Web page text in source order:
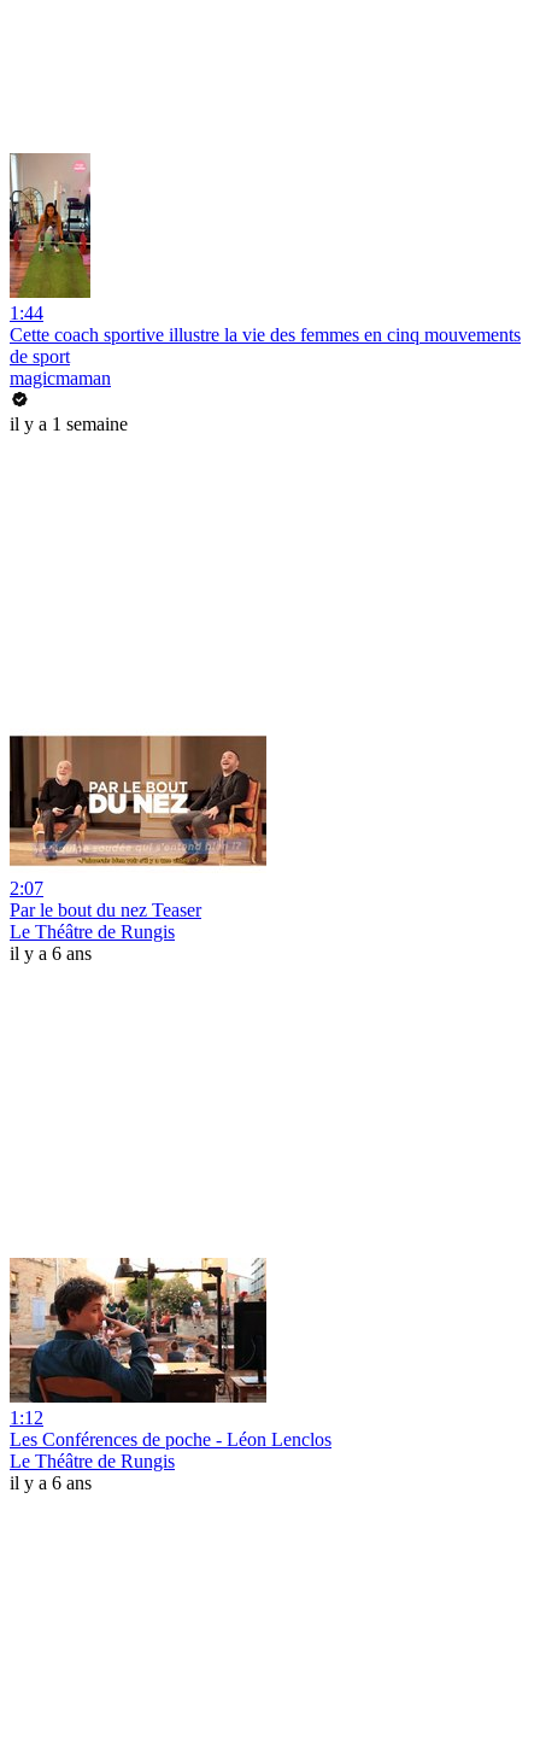
1:44
Cette coach sportive illustre la vie des femmes en cinq mouvements
de sport
magicmaman
il y a 1 semaine
2:07
Par le bout du nez Teaser
Le Théâtre de Rungis
il y a 6 ans
1:12
Les Conférences de poche - Léon Lenclos
Le Théâtre de Rungis
il y a 6 ans